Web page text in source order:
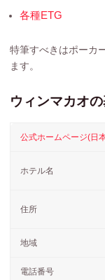
各種ETG
特筆すべきはポーカ
ます。
ウィンマカオ
公式ホームページ(日
ホテル名
住所
地域
電話番号